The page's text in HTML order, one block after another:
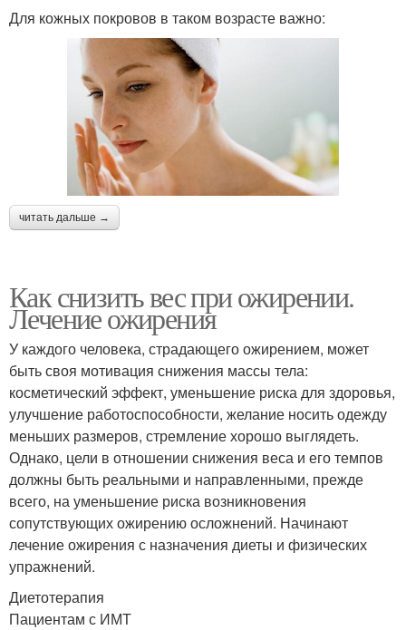
Для кожных покровов в таком возрасте важно:
читать дальше →
Как снизить вес при ожирении.
Лечение ожирения
У каждого человека, страдающего ожирением, может
быть своя мотивация снижения массы тела:
косметический эффект, уменьшение риска для здоровья,
улучшение работоспособности, желание носить одежду
меньших размеров, стремление хорошо выглядеть.
Однако, цели в отношении снижения веса и его темпов
должны быть реальными и направленными, прежде
всего, на уменьшение риска возникновения
сопутствующих ожирению осложнений. Начинают
лечение ожирения с назначения диеты и физических
упражнений.
Диетотерапия
Пациентам с ИМТ